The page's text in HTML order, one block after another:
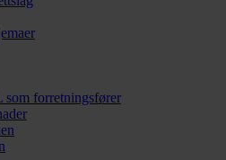
forretningsfører